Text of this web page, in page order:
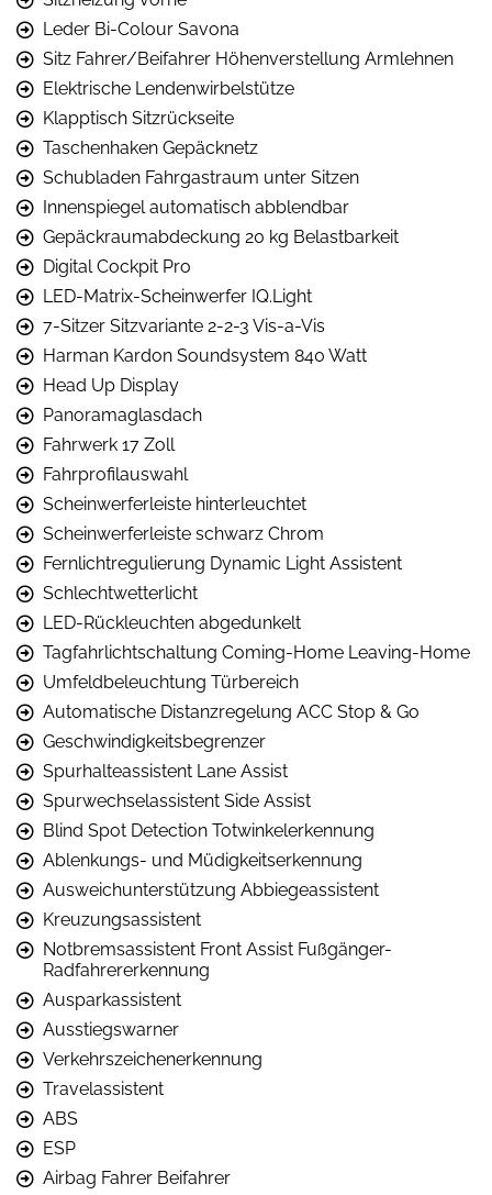
Leder Bi-Colour Savona
Sitz Fahrer/Beifahrer Höhenverstellung Armlehnen
Elektrische Lendenwirbelstütze
Klapptisch Sitzrückseite
Taschenhaken Gepäcknetz
Schubladen Fahrgastraum unter Sitzen
Innenspiegel automatisch abblendbar
Gepäckraumabdeckung 20 kg Belastbarkeit
Digital Cockpit Pro
LED-Matrix-Scheinwerfer IQ.Light
7-Sitzer Sitzvariante 2-2-3 Vis-a-Vis
Harman Kardon Soundsystem 840 Watt
Head Up Display
Panoramaglasdach
Fahrwerk 17 Zoll
Fahrprofilauswahl
Scheinwerferleiste hinterleuchtet
Scheinwerferleiste schwarz Chrom
Fernlichtregulierung Dynamic Light Assistent
Schlechtwetterlicht
LED-Rückleuchten abgedunkelt
Tagfahrlichtschaltung Coming-Home Leaving-Home
Umfeldbeleuchtung Türbereich
Automatische Distanzregelung ACC Stop & Go
Geschwindigkeitsbegrenzer
Spurhalteassistent Lane Assist
Spurwechselassistent Side Assist
Blind Spot Detection Totwinkelerkennung
Ablenkungs- und Müdigkeitserkennung
Ausweichunterstützung Abbiegeassistent
Kreuzungsassistent
Notbremsassistent Front Assist Fußgänger-
Radfahrererkennung
Ausparkassistent
Ausstiegswarner
Verkehrszeichenerkennung
Travelassistent
ABS
ESP
Airbag Fahrer Beifahrer